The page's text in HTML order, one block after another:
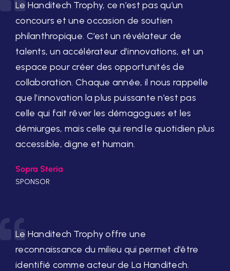
Le Handitech Trophy, ce n’est pas qu’un
concours et une occasion de soutien
philanthropique. C’est un révélateur de
talents, un accélérateur d’innovations, et un
espace pour créer des opportunités de
collaboration. Chaque année, il nous rappelle
que l’innovation la plus puissante n’est pas
celle qui fait rêver les démagogues et les
démiurges, mais celle qui rend le quotidien plus
accessible, digne et humain.
Sopra Steria
SPONSOR
Le Handitech Trophy offre une
reconnaissance du milieu qui permet d’être
identifié comme acteur de La Handitech.